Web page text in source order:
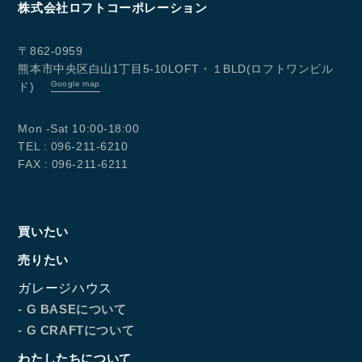
株式会社ロフトコーポレーション
〒862-0959
熊本市中央区白山1丁目5-10LOFT・１BLD(ロフトワンビル
ド)
Google map
Mon -Sat 10:00-18:00
TEL : 096-211-6210
FAX : 096-211-6211
買いたい
売りたい
ガレージハウス
- G BASEについて
- G CRAFTについて
わたしたちについて